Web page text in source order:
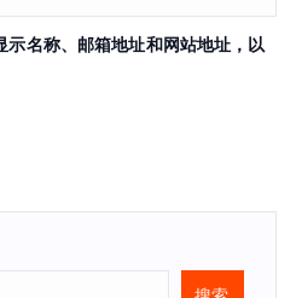
示名称、邮箱地址和网站地址，以